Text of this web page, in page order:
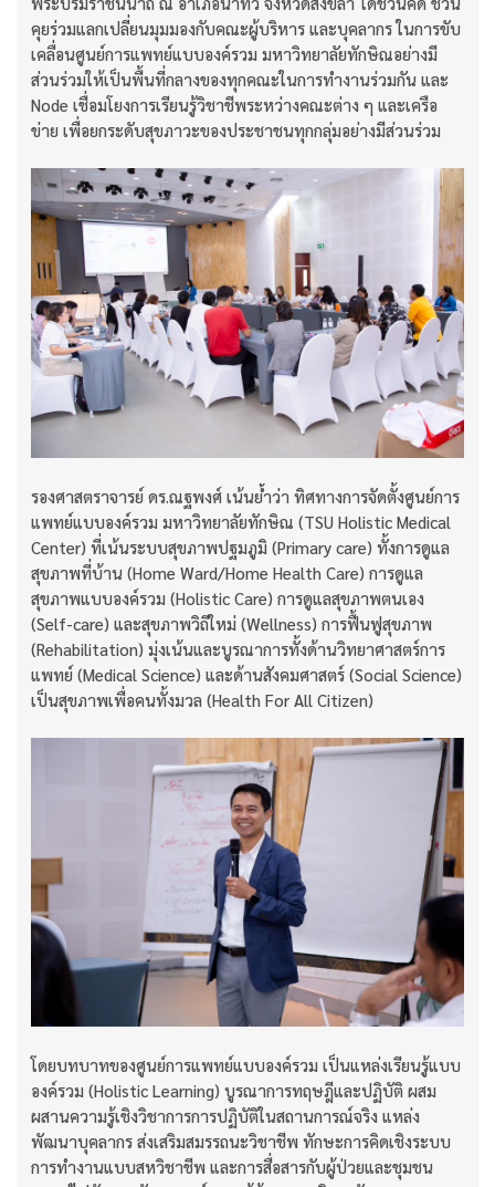
คุยร่วมแลกเปลี่ยนมุมมองกับคณะผู้บริหาร และบุคลากร ในการขับ
เคลื่อนศูนย์การแพทย์แบบองค์รวม มหาวิทยาลัยทักษิณอย่างมี
ส่วนร่วมให้เป็นพื้นที่กลางของทุกคณะในการทำงานร่วมกัน และ
Node เชื่อมโยงการเรียนรู้วิชาชีพระหว่างคณะต่าง ๆ และเครือ
ข่าย เพื่อยกระดับสุขภาวะของประชาชนทุกกลุ่มอย่างมีส่วนร่วม
รองศาสตราจารย์ ดร.ณฐพงศ์ เน้นย้ำว่า ทิศทางการจัดตั้งศูนย์การ
แพทย์แบบองค์รวม มหาวิทยาลัยทักษิณ (TSU Holistic Medical
Center) ที่เน้นระบบสุขภาพปฐมภูมิ (Primary care) ทั้งการดูแล
สุขภาพที่บ้าน (Home Ward/Home Health Care) การดูแล
สุขภาพแบบองค์รวม (Holistic Care) การดูแลสุขภาพตนเอง
(Self-care) และสุขภาพวิถีใหม่ (Wellness) การฟื้นฟูสุขภาพ
(Rehabilitation) มุ่งเน้นและบูรณาการทั้งด้านวิทยาศาสตร์การ
แพทย์ (Medical Science) และด้านสังคมศาสตร์ (Social Science)
เป็นสุขภาพเพื่อคนทั้งมวล (Health For All Citizen)
โดยบทบาทของศูนย์การแพทย์แบบองค์รวม เป็นแหล่งเรียนรู้แบบ
องค์รวม (Holistic Learning) บูรณาการทฤษฎีและปฏิบัติ ผสม
ผสานความรู้เชิงวิชาการการปฏิบัติในสถานการณ์จริง แหล่ง
พัฒนาบุคลากร ส่งเสริมสมรรถนะวิชาชีพ ทักษะการคิดเชิงระบบ
การทำงานแบบสหวิชาชีพ และการสื่อสารกับผู้ป่วยและชุมชน